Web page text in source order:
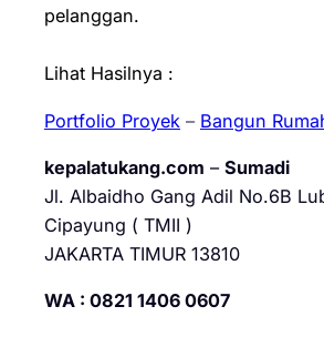
pelanggan.
Lihat Hasilnya :
Portfolio Proyek – Bangun
kepalatukang.com – Sumadi
Jl. Albaidho Gang Adil No.6B
Cipayung ( TMII )
JAKARTA TIMUR 13810
WA : 0821 1406 0607